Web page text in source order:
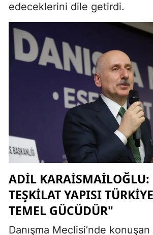
edeceklerini dile getirdi.
ADIL KARAISMAILOĞLU:
TEŞKILAT YAPISI
TEMEL GÜCÜDÜR"
Danışma Meclisi’nde